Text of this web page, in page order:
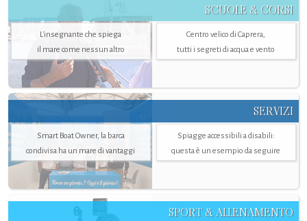
SCUOLE & CORSI
L'insegnante che spiega
il mare come nessun altro
Centro velico di Caprera,
tutti i segreti di acqua e vento
SERVIZI
Smart Boat Owner, la barca
condivisa ha un mare di vantaggi
Spiagge accessibili a disabili:
questa è un esempio da seguire
SPORT & ALLENAMENTO